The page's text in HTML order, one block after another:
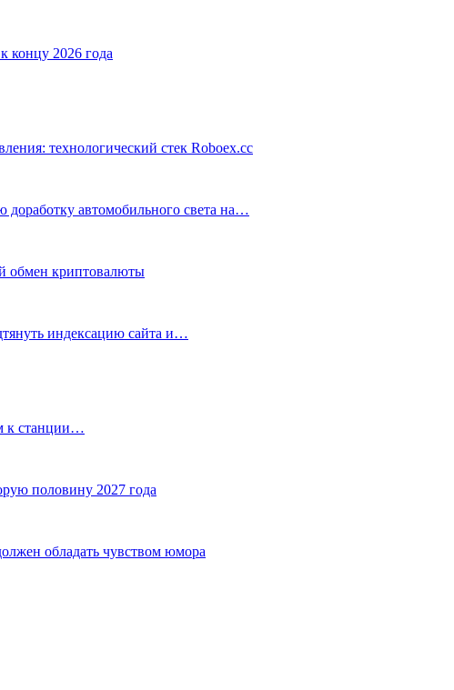
концу 2026 года
технологический стек Roboex.cc
доработку автомобильного света на…
обмен криптовалюты
индексацию сайта и…
к станции…
половину 2027 года
обладать чувством юмора